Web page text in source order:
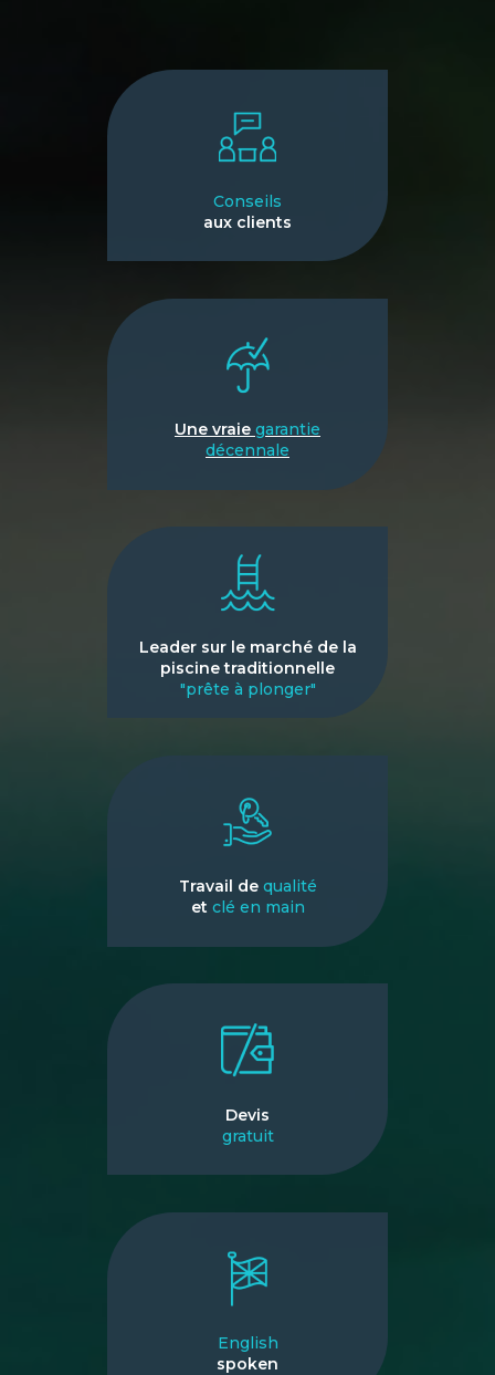
Conseils
aux clients
Une vraie garantie
décennale
Leader sur le marché de la
piscine traditionnelle
"prête à plonger"
Travail de qualité
et clé en main
Devis
gratuit
English
spoken